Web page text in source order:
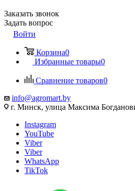
Заказать звонок
Задать вопрос
Войти
Корзина0
Избранные товары0
Сравнение товаров0
info@agromart.by
г. Минск, улица Максима
Instagram
YouTube
Viber
Viber
WhatsApp
TikTok